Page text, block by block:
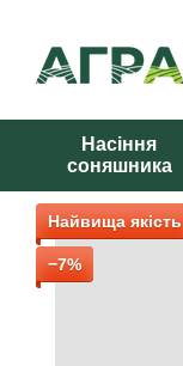
Насіння
соняшника
Найвища якість
−7%